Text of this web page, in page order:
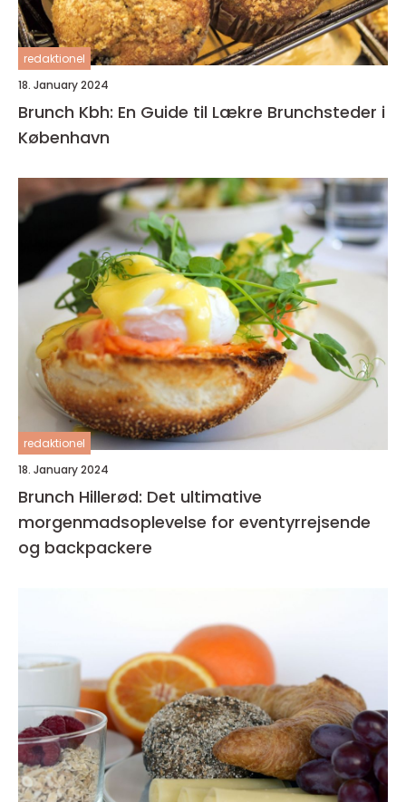
redaktionel
18. January 2024
Brunch Kbh: En Guide til Lækre Brunchsteder i
København
redaktionel
18. January 2024
Brunch Hillerød: Det ultimative
morgenmadsoplevelse for eventyrrejsende
og backpackere